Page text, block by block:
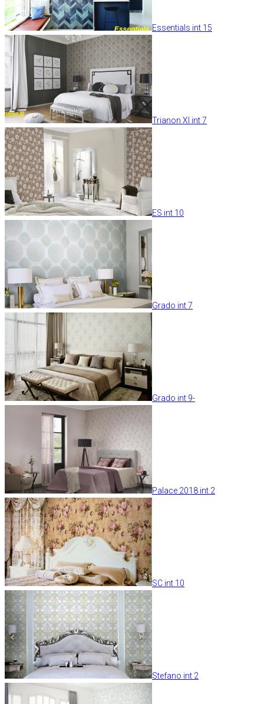
Essentials int 15
Trianon XI int 7
ES int 10
Grado int 7
Grado int 9-
Palace 2018 int 2
SC int 10
Stefano int 2